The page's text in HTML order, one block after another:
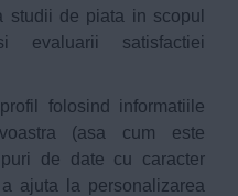
studii de piata in scopul
evaluarii satisfactiei
folosind informatiile
(asa cum este
de date cu caracter
ajuta la personalizarea